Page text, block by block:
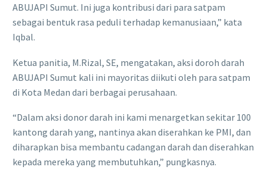
ABUJAPI Sumut. Ini juga kontribusi dari para satpam
sebagai bentuk rasa peduli terhadap kemanusiaan,” kata
Iqbal.
Ketua panitia, M.Rizal, SE, mengatakan, aksi doroh darah
ABUJAPI Sumut kali ini mayoritas diikuti oleh para satpam
di Kota Medan dari berbagai perusahaan.
“Dalam aksi donor darah ini kami menargetkan sekitar 100
kantong darah yang, nantinya akan diserahkan ke PMI, dan
diharapkan bisa membantu cadangan darah dan diserahkan
kepada mereka yang membutuhkan,” pungkasnya.